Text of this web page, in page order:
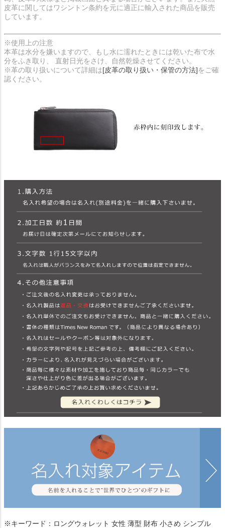
皮革に関してはワシントン条約を元に適正に輸入された商品を販売
しています。
※使用上の注意
本革は水分を嫌いますので、もし水に濡れたときには乾いた布で水
分をふき取り、 直射日光をさけ、自然乾燥させてください。
※革の取り扱いについて詳細は[皮革の取り扱い・保管の方法]をご確
認ください。
※キーワード：ロングウォレット 女性 薄型 財布 小さめ シンプル